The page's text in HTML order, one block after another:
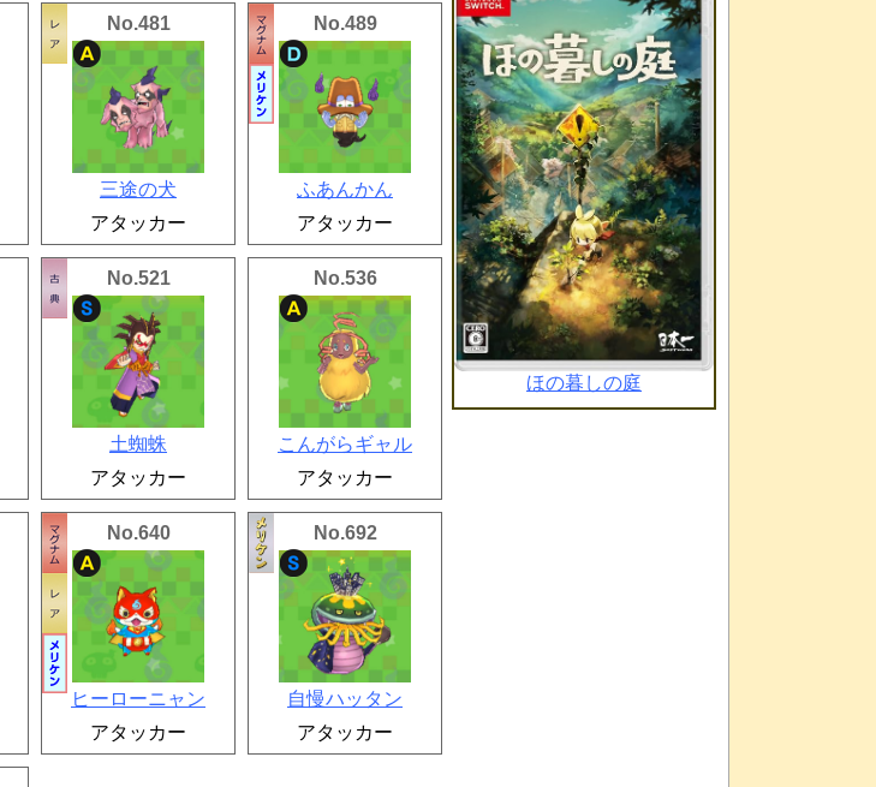
No.481
三途の犬
アタッカー
No.489
ふあんかん
アタッカー
No.521
土蜘蛛
アタッカー
No.536
こんがらギャル
アタッカー
No.640
ヒーローニャン
アタッカー
No.692
自慢ハッタン
アタッカー
ほの暮しの庭